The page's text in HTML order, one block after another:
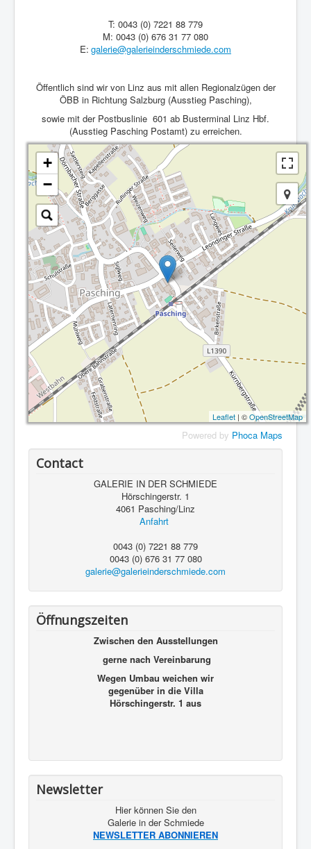
T: 0043 (0) 7221 88 779
M: 0043 (0) 676 31 77 080
E: galerie@galerieinderschmiede.com
Öffentlich sind wir von Linz aus mit allen Regionalzügen der
ÖBB in Richtung Salzburg (Ausstieg Pasching),
sowie mit der Postbuslinie 601 ab Busterminal Linz Hbf.
(Ausstieg Pasching Postamt) zu erreichen.
+
−
Leaflet | ©OpenStreetMap
Powered by Phoca Maps
Contact
GALERIE IN DER SCHMIEDE
Hörschingerstr. 1
4061 Pasching/Linz
Anfahrt
0043 (0) 7221 88 779
0043 (0) 676 31 77 080
galerie@galerieinderschmiede.com
Öffnungszeiten
Zwischen den Ausstellungen
gerne nach Vereinbarung
Wegen Umbau weichen wir
gegenüber in die Villa
Hörschingerstr. 1 aus
Newsletter
Hier können Sie den
Galerie in der Schmiede
NEWSLETTER ABONNIEREN